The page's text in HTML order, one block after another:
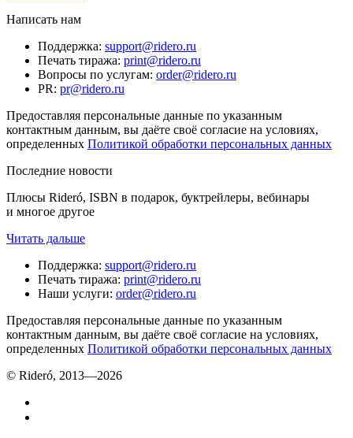
Написать нам
Поддержка: support@ridero.ru
Печать тиража: print@ridero.ru
Вопросы по услугам: order@ridero.ru
PR: pr@ridero.ru
Предоставляя персональные данные по указанным
контактным данным, вы даёте своё согласие на условиях,
определенных Политикой обработки персональных данных
Последние новости
Плюсы Rideró, ISBN в подарок, буктрейлеры, вебинары
и многое другое
Читать дальше
Поддержка: support@ridero.ru
Печать тиража: print@ridero.ru
Наши услуги: order@ridero.ru
Предоставляя персональные данные по указанным
контактным данным, вы даёте своё согласие на условиях,
определенных Политикой обработки персональных данных
© Rideró, 2013—2026